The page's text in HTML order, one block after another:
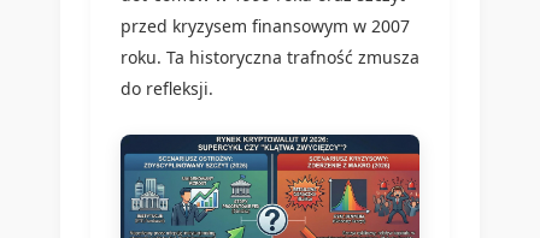
przed kryzysem finansowym w 2007
roku. Ta historyczna trafność zmusza
do refleksji.